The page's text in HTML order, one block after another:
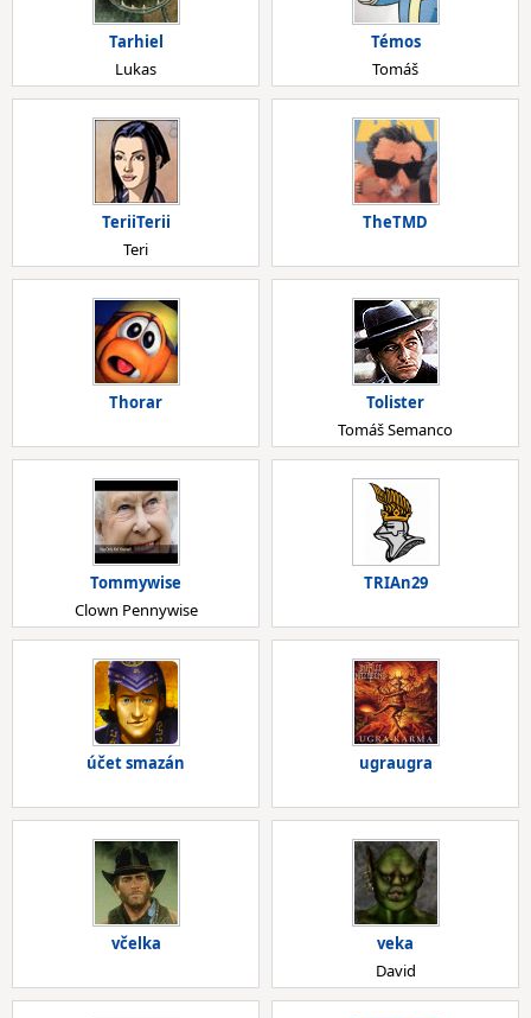
Tarhiel
Lukas
Témos
Tomáš
TeriiTerii
Teri
TheTMD
Thorar
Tolister
Tomáš Semanco
Tommywise
Clown Pennywise
TRIAn29
účet smazán ugraugra
včelka
veka
David